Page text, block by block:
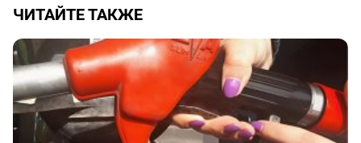
ЧИТАЙТЕ ТАКЖЕ